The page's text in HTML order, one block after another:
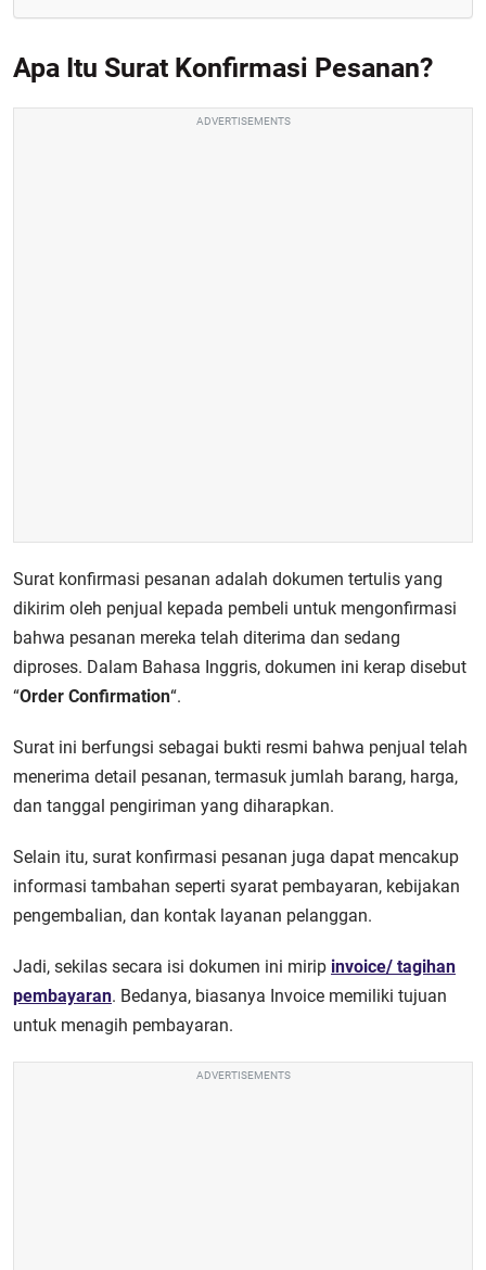
Apa Itu Surat Konfirmasi Pesanan?
ADVERTISEMENTS
Surat konfirmasi pesanan adalah dokumen tertulis yang
dikirim oleh penjual kepada pembeli untuk mengonfirmasi
bahwa pesanan mereka telah diterima dan sedang
diproses. Dalam Bahasa Inggris, dokumen ini kerap disebut
“Order Confirmation“.
Surat ini berfungsi sebagai bukti resmi bahwa penjual telah
menerima detail pesanan, termasuk jumlah barang, harga,
dan tanggal pengiriman yang diharapkan.
Selain itu, surat konfirmasi pesanan juga dapat mencakup
informasi tambahan seperti syarat pembayaran, kebijakan
pengembalian, dan kontak layanan pelanggan.
Jadi, sekilas secara isi dokumen ini mirip invoice/ tagihan
pembayaran. Bedanya, biasanya Invoice memiliki tujuan
untuk menagih pembayaran.
ADVERTISEMENTS